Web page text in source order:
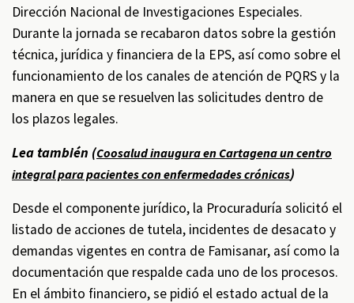
Dirección Nacional de Investigaciones Especiales.
Durante la jornada se recabaron datos sobre la gestión
técnica, jurídica y financiera de la EPS, así como sobre el
funcionamiento de los canales de atención de PQRS y la
manera en que se resuelven las solicitudes dentro de
los plazos legales.
Lea también (Coosalud inaugura en Cartagena un centro
integral para pacientes con enfermedades crónicas)
Desde el componente jurídico, la Procuraduría solicitó el
listado de acciones de tutela, incidentes de desacato y
demandas vigentes en contra de Famisanar, así como la
documentación que respalde cada uno de los procesos.
En el ámbito financiero, se pidió el estado actual de la